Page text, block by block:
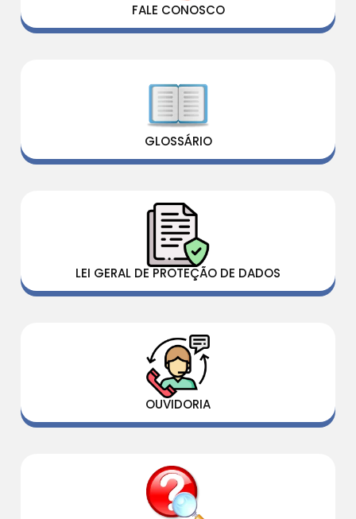
FALE CONOSCO
GLOSSÁRIO
LEI GERAL DE PROTEÇÃO DE DADOS
OUVIDORIA